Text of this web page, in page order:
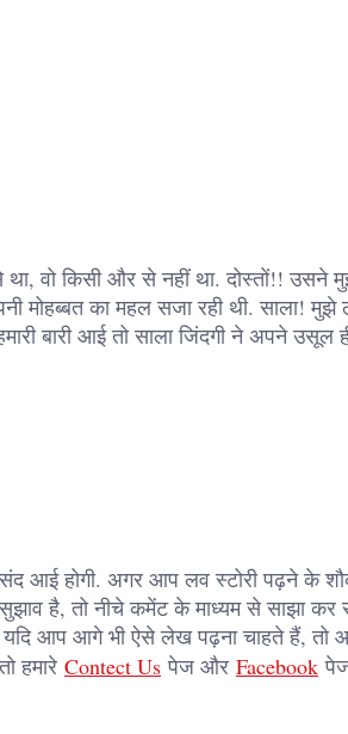
वो किसी और से नहीं था. दोस्तों!! उसने
मोहब्बत का महल सजा रही थी. साला! मुझे
बारी आई तो साला जिंदगी ने अपने उसूल
आई होगी. अगर आप लव स्टोरी पढ़ने के
है, तो नीचे कमेंट के माध्यम से साझा
आप आगे भी ऐसे लेख पढ़ना चाहते हैं, तो
हमारे Contect Us पेज और Facebook